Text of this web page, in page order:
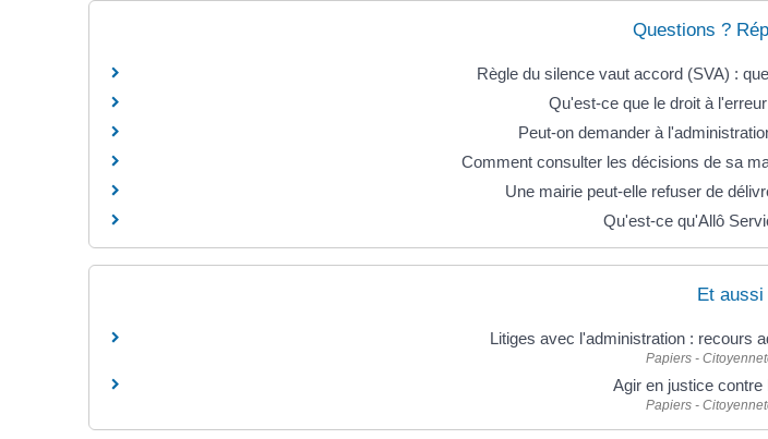
Questions ?
Règle du silence vaut accord (SVA) :
Qu'est-ce que le droit à
Peut-on demander à
Comment consulter les décisions de sa
Une mairie peut-elle refuser de
Qu'est-ce qu'Allô
Et aussi
Litiges avec l'administration : recours
Papiers -
Agir en justice contre
Papiers -